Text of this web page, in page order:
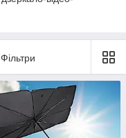
Фільтри